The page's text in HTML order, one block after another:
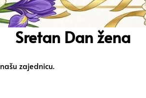
Sretan Dan žena
zajednicu.